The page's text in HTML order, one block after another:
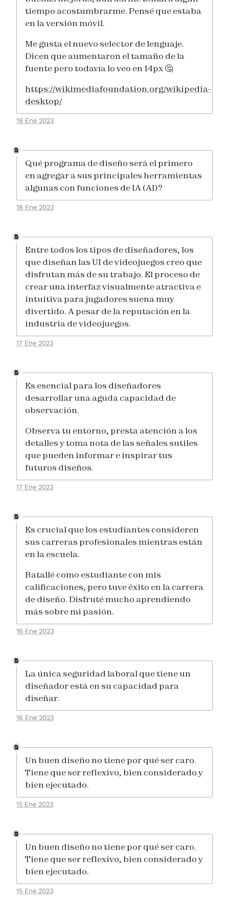
tiempo acostumbrarme. Pensé que estaba
en la versión móvil.
Me gusta el nuevo selector de lenguaje.
Dicen que aumentaron el tamaño de la
fuente pero todavía lo veo en 14px 🤔
https://wikimediafoundation.org/wikipedia-
desktop/
18 Ene 2023
Qué programa de diseño será el primero
en agregar a sus principales herramientas
algunas con funciones de IA (AI)?
18 Ene 2023
Entre todos los tipos de diseñadores, los
que diseñan las UI de videojuegos creo que
disfrutan más de su trabajo. El proceso de
crear una interfaz visualmente atractiva e
intuitiva para jugadores suena muy
divertido. A pesar de la reputación en la
industria de videojuegos.
17 Ene 2023
Es esencial para los diseñadores
desarrollar una aguda capacidad de
observación.
Observa tu entorno, presta atención a los
detalles y toma nota de las señales sutiles
que pueden informar e inspirar tus
futuros diseños.
17 Ene 2023
Es crucial que los estudiantes consideren
sus carreras profesionales mientras están
en la escuela.
Batallé como estudiante con mis
calificaciones, pero tuve éxito en la carrera
de diseño. Disfruté mucho aprendiendo
más sobre mi pasión.
16 Ene 2023
La única seguridad laboral que tiene un
diseñador está en su capacidad para
diseñar.
16 Ene 2023
Un buen diseño no tiene por qué ser caro.
Tiene que ser reflexivo, bien considerado y
bien ejecutado.
15 Ene 2023
Un buen diseño no tiene por qué ser caro.
Tiene que ser reflexivo, bien considerado y
bien ejecutado.
15 Ene 2023